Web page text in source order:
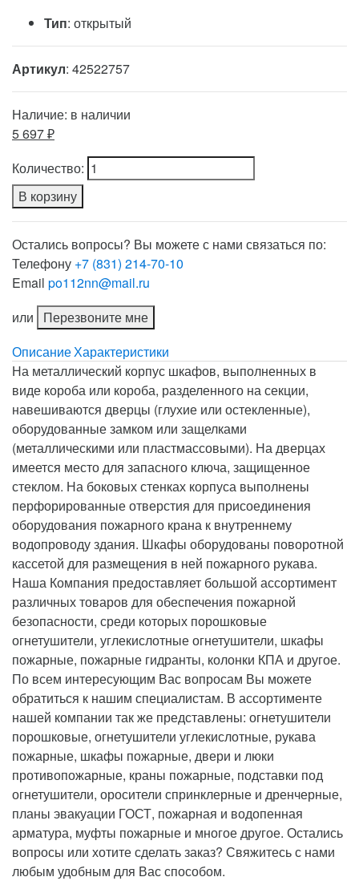
Тип: открытый
Артикул: 42522757
Наличие: в наличии
5 697 ₽
Количество:
В корзину
Остались вопросы? Вы можете с нами связаться по:
Телефону +7 (831) 214-70-10
Email po112nn@mail.ru
или
Перезвоните мне
ОписаниеХарактеристики
На металлический корпус шкафов, выполненных в
виде короба или короба, разделенного на секции,
навешиваются дверцы (глухие или остекленные),
оборудованные замком или защелками
(металлическими или пластмассовыми). На дверцах
имеется место для запасного ключа, защищенное
стеклом. На боковых стенках корпуса выполнены
перфорированные отверстия для присоединения
оборудования пожарного крана к внутреннему
водопроводу здания. Шкафы оборудованы поворотной
кассетой для размещения в ней пожарного рукава.
Наша Компания предоставляет большой ассортимент
различных товаров для обеспечения пожарной
безопасности, среди которых порошковые
огнетушители, углекислотные огнетушители, шкафы
пожарные, пожарные гидранты, колонки КПА и другое.
По всем интересующим Вас вопросам Вы можете
обратиться к нашим специалистам. В ассортименте
нашей компании так же представлены: огнетушители
порошковые, огнетушители углекислотные, рукава
пожарные, шкафы пожарные, двери и люки
противопожарные, краны пожарные, подставки под
огнетушители, оросители спринклерные и дренчерные,
планы эвакуации ГОСТ, пожарная и водопенная
арматура, муфты пожарные и многое другое. Остались
вопросы или хотите сделать заказ? Свяжитесь с нами
любым удобным для Вас способом.